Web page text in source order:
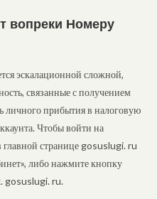
вопреки Номеру
эскалационной сложной,
связанные с получением
личного прибытия в налоговую
Чтобы войти на
главной странице gosuslugi. ru
либо нажмите кнопку
gosuslugi. ru.